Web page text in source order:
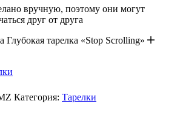
вручную, поэтому они могут
друг от друга
Глубокая тарелка «Stop Scrolling»
Категория: Тарелки